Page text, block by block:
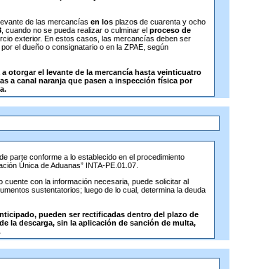
de las mercancías en los plazosde cuarenta y ocho
, cuando no se pueda realizar o culminar elproceso de
exterior. En estos casos, las mercancías deben ser
el dueño o consignatario o en la ZPAE, según
otorgar el levante de la mercancía hasta veinticuatro
a canal naranja que pasen a inspección física por
parte conforme a lo establecido en el procedimiento
Única de Aduanas” INTA-PE.01.07.
con la información necesaria, puede solicitar al
sustentatorios; luego de lo cual, determina la deuda
pueden ser rectificadas dentro del plazo de
la descarga, sin la aplicación de sanción de multa,